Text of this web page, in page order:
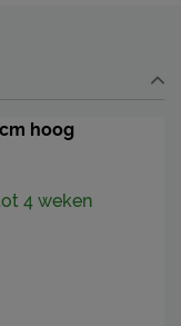
hoog
4 weken